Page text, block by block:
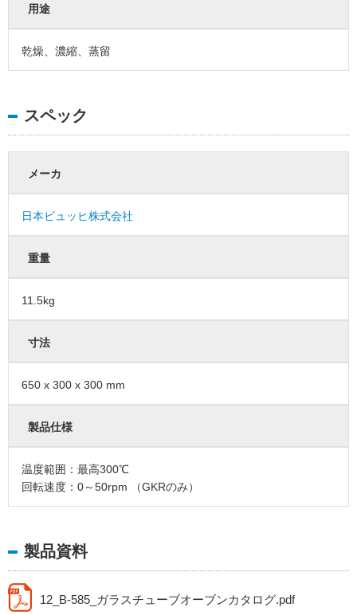
用途
乾燥、濃縮、蒸留
スペック
メーカ
日本ビュッヒ株式会社
重量
11.5kg
寸法
650 x 300 x 300 mm
製品仕様
温度範囲：最高300℃
回転速度：0～50rpm （GKRのみ）
製品資料
12_B-585_ガラスチューブオーブンカタログ.pdf